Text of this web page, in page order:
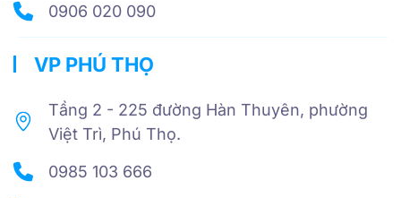
0906 020 090
VP PHÚ THỌ
Tầng 2 - 225 đường Hàn Thuyên, phường
Việt Trì, Phú Thọ.
0985 103 666